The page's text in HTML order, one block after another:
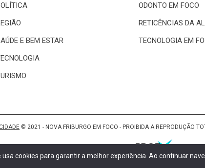
E BEM ESTAR
ODONTO EM FOCO
RETICÊNCIAS DA
TECNOLOGIA EM
© 2021 - NOVA FRIBURGO EM FOCO - PROIBIDA A REPRODUÇÃO
usa cookies para garantir a melhor experiência. Ao continuar